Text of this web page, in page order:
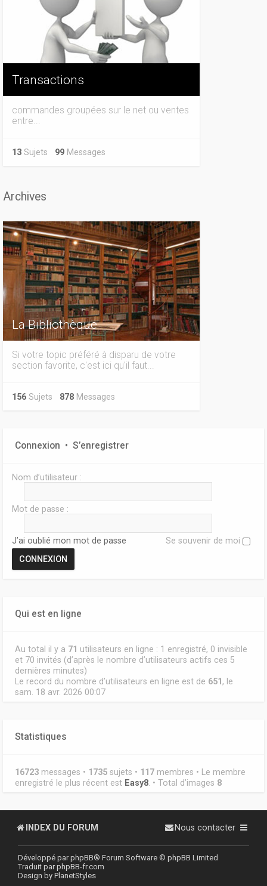
Transactions
commandes groupées sur le net ou ventes
entre...
13 Sujets 99 Messages
Archives
La Bibliothèque
Si votre topic préféré à disparu de votre
section favorite, c'est ici qu'il faut...
156 Sujets 878 Messages
Connexion • S’enregistrer
Nom d’utilisateur :
Mot de passe :
J’ai oublié mon mot de passe Se souvenir de moi
Qui est en ligne
Au total il y a 71 utilisateurs en ligne : 1 enregistré, 0 invisible
et 70 invités (d’après le nombre d’utilisateurs actifs ces 5
dernières minutes)
Le record du nombre d’utilisateurs en ligne est de 651 , le
sam. 18 avr. 2026 00:07
Statistiques
16723 messages • 1735 sujets • 117 membres • Le membre
enregistré le plus récent est Easy8 . • Total d’images 8
INDEX DU FORUM Nous contacter
Développé parphpBB® Forum Software © phpBB Limited
Traduit parphpBB-fr.com
Design by PlanetStyles